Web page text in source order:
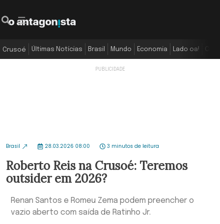
Crusoé Últimas Notícias Brasil Mundo Economia Lado oa!
Brasil 28.03.2026 08:00 3 minutos de leitura
Roberto Reis na Crusoé: Teremos
outsider em 2026?
Renan Santos e Romeu Zema podem preencher o
vazio aberto com saída de Ratinho Jr.